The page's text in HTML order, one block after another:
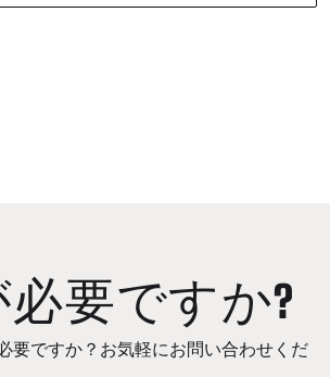
要ですか?
要ですか？お気軽にお問い合わせくだ